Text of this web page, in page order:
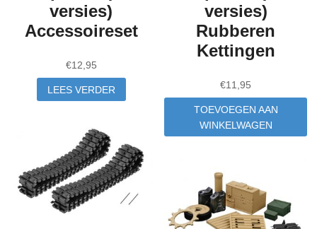
versies)
Accessoireset
€12,95
LEES VERDER
versies)
Rubberen
Kettingen
€11,95
TOEVOEGEN AAN
WINKELWAGEN